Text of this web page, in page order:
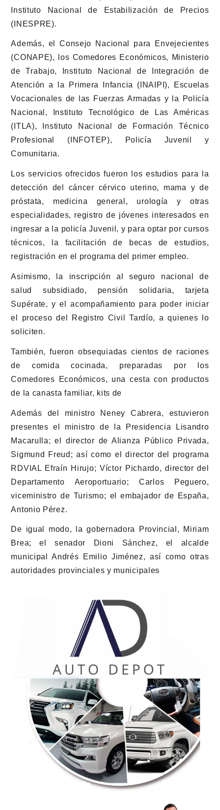
Instituto Nacional de Estabilización de Precios
(INESPRE).
Además, el Consejo Nacional para Envejecientes
(CONAPE), los Comedores Económicos, Ministerio
de Trabajo, Instituto Nacional de Integración de
Atención a la Primera Infancia (INAIPI), Escuelas
Vocacionales de las Fuerzas Armadas y la Policía
Nacional, Instituto Tecnológico de Las Américas
(ITLA), Instituto Nacional de Formación Técnico
Profesional (INFOTEP), Policía Juvenil y
Comunitaria.
Los servicios ofrecidos fueron los estudios para la
detección del cáncer cérvico uterino, mama y de
próstata, medicina general, urología y otras
especialidades, registro de jóvenes interesados en
ingresar a la policía Juvenil, y para optar por cursos
técnicos, la facilitación de becas de estudios,
registración en el programa del primer empleo.
Asimismo, la inscripción al seguro nacional de
salud subsidiado, pensión solidaria, tarjeta
Supérate, y el acompañamiento para poder iniciar
el proceso del Registro Civil Tardío, a quienes lo
soliciten.
También, fueron obsequiadas cientos de raciones
de comida cocinada, preparadas por los
Comedores Económicos, una cesta con productos
de la canasta familiar, kits de
Además del ministro Neney Cabrera, estuvieron
presentes el ministro de la Presidencia Lisandro
Macarulla; el director de Alianza Público Privada,
Sigmund Freud; así como el director del programa
RDVIAL Efraín Hirujo; Víctor Pichardo, director del
Departamento Aeroportuario; Carlos Peguero,
viceministro de Turismo; el embajador de España,
Antonio Pérez.
De igual modo, la gobernadora Provincial, Miriam
Brea; el senador Dioni Sánchez, el alcalde
municipal Andrés Emilio Jiménez, así como otras
autoridades provinciales y municipales